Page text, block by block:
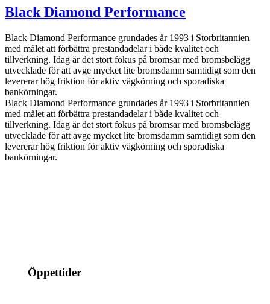
Black Diamond Performance
Black Diamond Performance grundades år 1993 i Storbritannien
med målet att förbättra prestandadelar i både kvalitet och
tillverkning. Idag är det stort fokus på bromsar med bromsbelägg
utvecklade för att avge mycket lite bromsdamm samtidigt som den
levererar hög friktion för aktiv vägkörning och sporadiska
bankörningar.
Black Diamond Performance grundades år 1993 i Storbritannien
med målet att förbättra prestandadelar i både kvalitet och
tillverkning. Idag är det stort fokus på bromsar med bromsbelägg
utvecklade för att avge mycket lite bromsdamm samtidigt som den
levererar hög friktion för aktiv vägkörning och sporadiska
bankörningar.
Öppettider